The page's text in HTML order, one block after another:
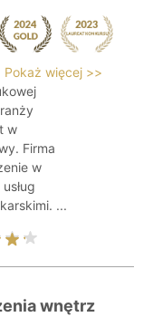
Pokaż więcej >>
w
Firma
w
...
wnętrz